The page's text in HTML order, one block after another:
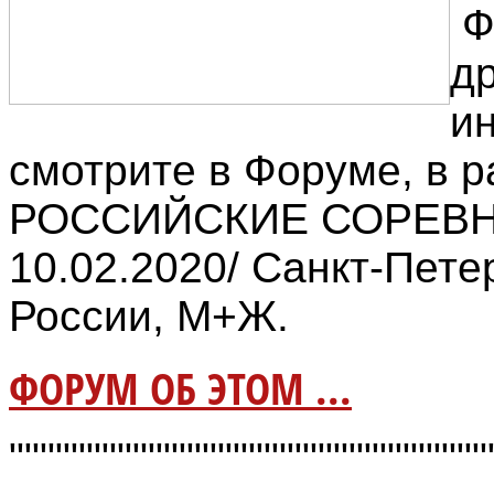
смотрите в Форуме, в
РОССИЙСКИЕ
10.02.2020/ Санкт-
России, М+Ж.
ФОРУМ ОБ ЭТОМ ...